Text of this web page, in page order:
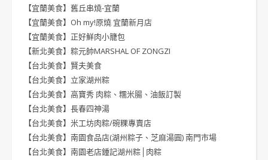
【宜蘭美食】舊丘串燒-宜蘭
【宜蘭美食】Oh my!原燒 宜蘭新月店
【宜蘭美食】正好鮮肉小籠包
【新北美食】粽元帥MARSHAL OF ZONGZI
【台北美食】賢夫美食
【台北美食】立家湖州粽
【台北美食】高寶秀 肉粽、糯米腸、油飯訂製
【台北美食】長春四神湯
【台北美食】米工坊肉粽/碗粿專賣店
【台北美食】南園食品店(湖州粽子、芝麻湯圓) 南門市場
【台北美食】南園老店鍾記湖州粽│肉粽